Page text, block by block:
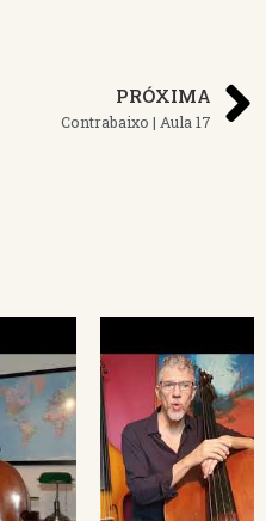
PRÓXIMA
Contrabaixo | Aula 17